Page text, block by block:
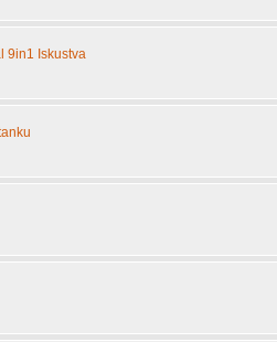
9in1 Iskustva